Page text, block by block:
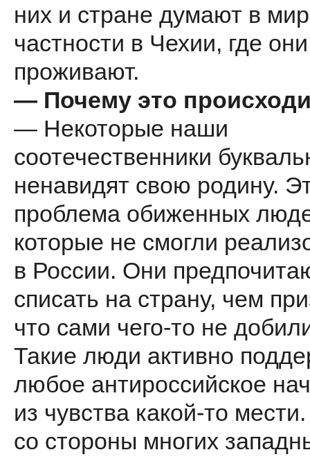
них и стране думают в
частности в Чехии, где они
проживают.
— Почему это
— Некоторые наши
соотечественники
ненавидят свою родину.
проблема обиженных
которые не смогли
в России. Они
списать на страну, чем
что сами чего-то не
Такие люди активно
любое антироссийское
из чувства какой-то
со стороны многих